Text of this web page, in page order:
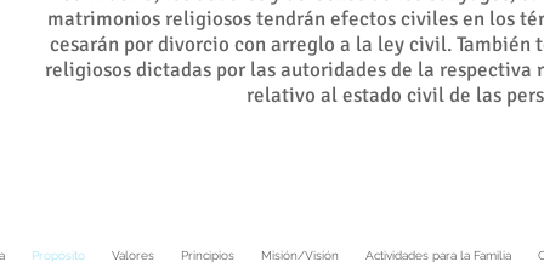
matrimonios religiosos tendrán efectos civiles en los
cesarán por divorcio con arreglo a la ley civil.
religiosos dictadas por las autoridades de la
relativo al estado civil de las
Propósito Valores Principios Misión/Visión Actividades para la Familia